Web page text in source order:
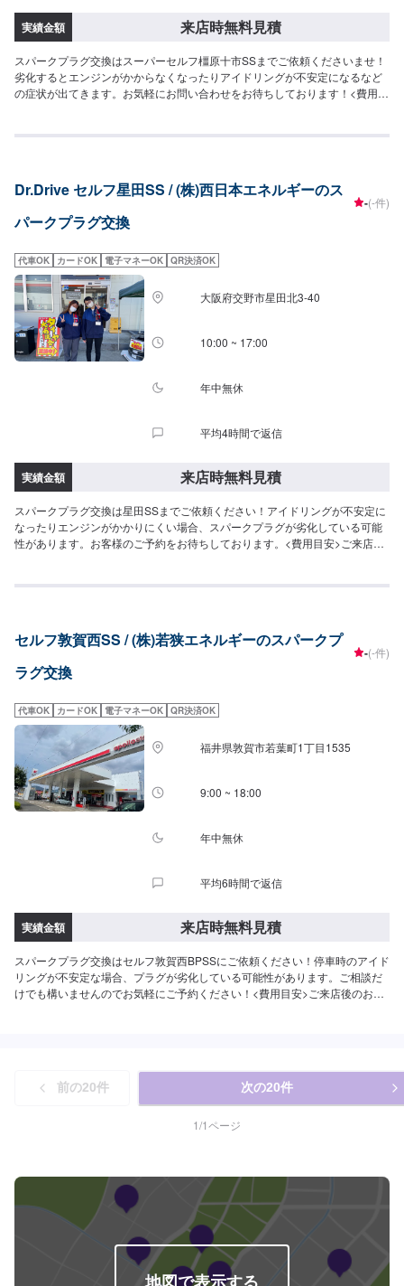
実績金額 来店時無料見積
スパークプラグ交換はスーパーセルフ橿原十市SSまでご依頼くださいませ！
劣化するとエンジンがかからなくなったりアイドリングが不安定になるなど
の症状が出てきます。お気軽にお問い合わせをお待ちしております！<費用目
Dr.Drive セルフ星田SS / (株)西日本エネルギーのス
パークプラグ交換
-(-件)
代車OK カードOK 電子マネーOK QR決済OK
大阪府交野市星田北3-40
10:00 ~ 17:00
年中無休
平均4時間で返信
実績金額 来店時無料見積
スパークプラグ交換は星田SSまでご依頼ください！アイドリングが不安定に
なったりエンジンがかかりにくい場合、スパークプラグが劣化している可能
性があります。お客様のご予約をお待ちしております。<費用目安>ご来店後
セルフ敦賀西SS / (株)若狭エネルギーのスパークプ
ラグ交換
-(-件)
代車OK カードOK 電子マネーOK QR決済OK
福井県敦賀市若葉町1丁目1535
9:00 ~ 18:00
年中無休
平均6時間で返信
実績金額 来店時無料見積
スパークプラグ交換はセルフ敦賀西BPSSにご依頼ください！停車時のアイド
リングが不安定な場合、プラグが劣化している可能性があります。ご相談だ
けでも構いませんのでお気軽にご予約ください！<費用目安>ご来店後のお見
前の20件 次の20件
1/1ページ